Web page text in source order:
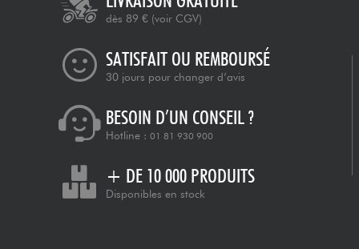
dès 89 € (voir CGV)
SATISFAIT OU REMBOURSÉ
30 jours pour changer d’avis
BESOIN D’UN CONSEIL ?
Hotline : 01 81 930 900
+ DE 10 000 PRODUITS
Disponibles en stock